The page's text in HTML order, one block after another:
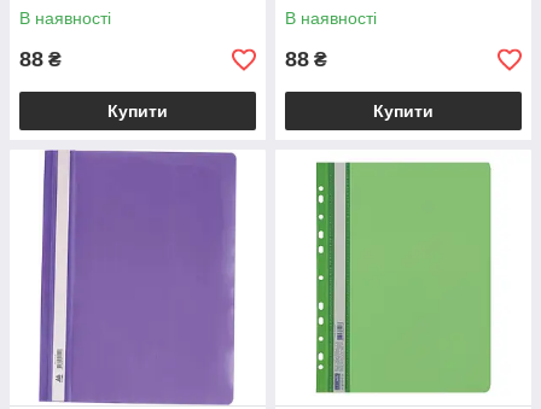
В наявності
88 ₴
Купити
В наявності
88 ₴
Купити